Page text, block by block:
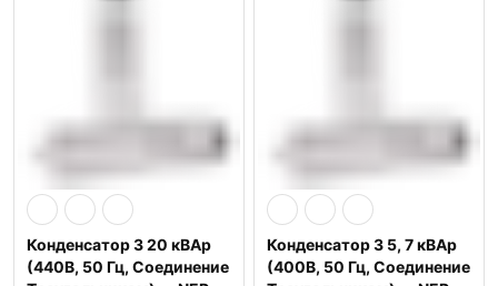
Конденсатор 3 20 кВАр
(440В, 50 Гц, Соединение
Конденсатор 3 5, 7 кВАр
(400В, 50 Гц, Соединение